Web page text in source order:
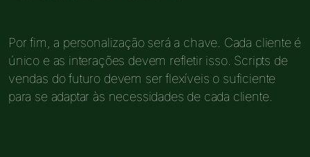
Por fim, a personalização será a chave. Cada cliente é
único e as interações devem refletir isso. Scripts de
vendas do futuro devem ser flexíveis o suficiente
para se adaptar às necessidades de cada cliente.